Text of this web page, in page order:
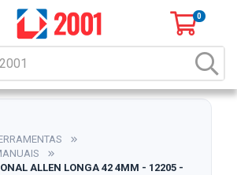
0
ALLEN LONGA 42 4MM - 12205 -